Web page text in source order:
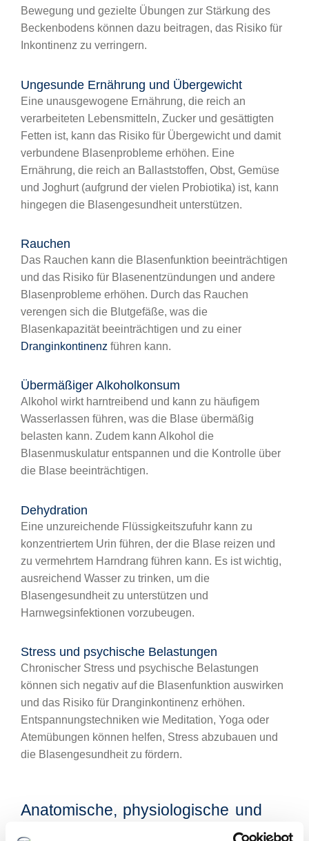
Bewegung und gezielte Übungen zur Stärkung des
Beckenbodens können dazu beitragen, das Risiko für
Inkontinenz zu verringern.
Ungesunde Ernährung und Übergewicht
Eine unausgewogene Ernährung, die reich an
verarbeiteten Lebensmitteln, Zucker und gesättigten
Fetten ist, kann das Risiko für Übergewicht und damit
verbundene Blasenprobleme erhöhen. Eine
Ernährung, die reich an Ballaststoffen, Obst, Gemüse
und Joghurt (aufgrund der vielen Probiotika) ist, kann
hingegen die Blasengesundheit unterstützen.
Rauchen
Das Rauchen kann die Blasenfunktion beeinträchtigen
und das Risiko für Blasenentzündungen und andere
Blasenprobleme erhöhen. Durch das Rauchen
verengen sich die Blutgefäße, was die
Blasenkapazität beeinträchtigen und zu einer
Dranginkontinenz führen kann.
Übermäßiger Alkoholkonsum
Alkohol wirkt harntreibend und kann zu häufigem
Wasserlassen führen, was die Blase übermäßig
belasten kann. Zudem kann Alkohol die
Blasenmuskulatur entspannen und die Kontrolle über
die Blase beeinträchtigen.
Dehydration
Eine unzureichende Flüssigkeitszufuhr kann zu
konzentriertem Urin führen, der die Blase reizen und
zu vermehrtem Harndrang führen kann. Es ist wichtig,
ausreichend Wasser zu trinken, um die
Blasengesundheit zu unterstützen und
Harnwegsinfektionen vorzubeugen.
Stress und psychische Belastungen
Chronischer Stress und psychische Belastungen
können sich negativ auf die Blasenfunktion auswirken
und das Risiko für Dranginkontinenz erhöhen.
Entspannungstechniken wie Meditation, Yoga oder
Atemübungen können helfen, Stress abzubauen und
die Blasengesundheit zu fördern.
Anatomische, physiologische und